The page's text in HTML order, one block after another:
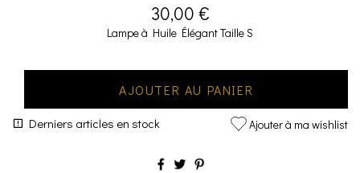
30,00 €
Lampe à Huile Élégant Taille S
AJOUTER AU PANIER
Derniers articles en stock Ajouter à ma wishlist